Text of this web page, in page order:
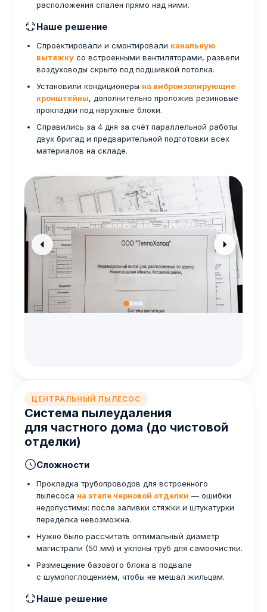
расположения спален прямо над ними.
Наше решение
Спроектировали и смонтировали канальную
вытяжку со встроенными вентиляторами, развели
воздуховоды скрыто под подшивкой потолка.
Установили кондиционеры на виброизолирующие
кронштейны, дополнительно проложив резиновые
прокладки под наружные блоки.
Справились за 4 дня за счёт параллельной работы
двух бригад и предварительной подготовки всех
материалов на складе.
ЦЕНТРАЛЬНЫЙ ПЫЛЕСОС
Система пылеудаления
для частного дома (до чистовой
отделки)
Сложности
Прокладка трубопроводов для встроенного
пылесоса на этапе черновой отделки — ошибки
недопустимы: после заливки стяжки и штукатурки
переделка невозможна.
Нужно было рассчитать оптимальный диаметр
магистрали (50 мм) и уклоны труб для самоочистки.
Размещение базового блока в подвале
с шумопоглощением, чтобы не мешал жильцам.
Наше решение